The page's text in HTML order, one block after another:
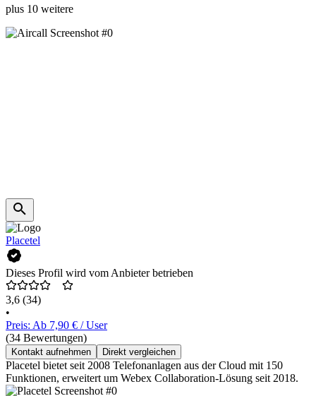
plus 10 weitere
Placetel
Dieses Profil wird vom Anbieter betrieben
3,6 (34)
•
Preis: Ab 7,90 € / User
(34 Bewertungen)
Kontakt aufnehmen Direkt vergleichen
Placetel bietet seit 2008 Telefonanlagen aus der Cloud mit 150
Funktionen, erweitert um Webex Collaboration-Lösung seit 2018.